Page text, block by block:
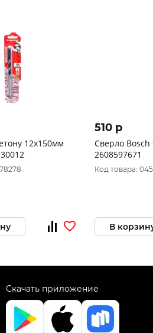
12x150мм
510 p
Сверло Bosch
2608597671
Код товара:
В
Скачать приложение